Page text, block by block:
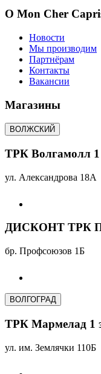
О Mon Cher
Новости
Мы производим
Партнёрам
Контакты
Вакансии
Магазины
ВОЛЖСКИЙ
ТРК Волгамолл 1
ул. Александрова 18А
ДИСКОНТ ТРК
бр. Профсоюзов 1Б
ВОЛГОГРАД
ТРК Мармелад 1
ул. им. Землячки 110Б